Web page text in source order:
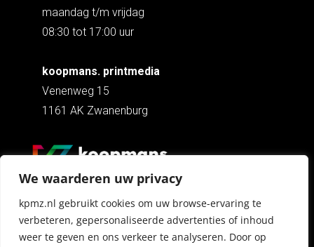
We waarderen uw privacy
kpmz.nl gebruikt cookies om uw browse-ervaring te
verbeteren, gepersonaliseerde advertenties of inhoud
weer te geven en ons verkeer te analyseren. Door op
maandag t/m vrijdag
08:30 tot 17:00 uur
koopmans. printmedia
Venenweg 15
1161 AK Zwanenburg
Copyright © 2026 Koopmans Print Media
Vervaardigd door
Effectiv. Communicatie BV